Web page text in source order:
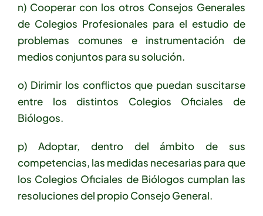
n) Cooperar con los otros Consejos Generales
de Colegios Profesionales para el estudio de
problemas comunes e instrumentación de
medios conjuntos para su solución.
o) Dirimir los conflictos que puedan suscitarse
entre los distintos Colegios Oficiales de
Biólogos.
p) Adoptar, dentro del ámbito de sus
competencias, las medidas necesarias para que
los Colegios Oficiales de Biólogos cumplan las
resoluciones del propio Consejo General.